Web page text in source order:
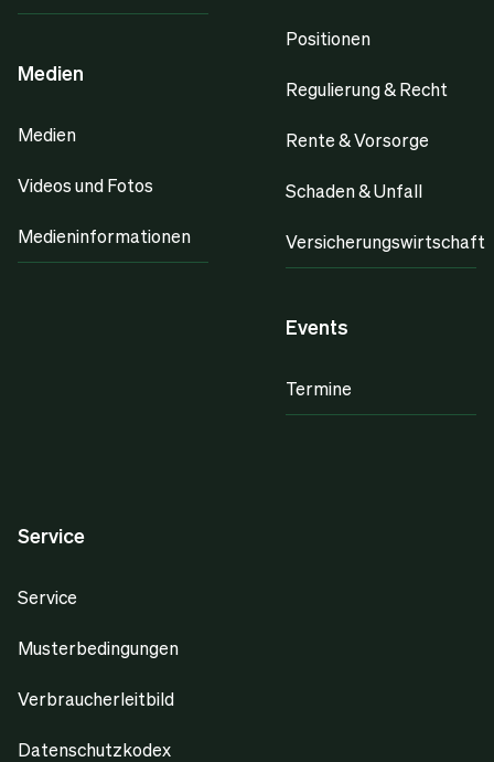
Medien
Medien
Videos und Fotos
Medieninformationen
Positionen
Regulierung & Recht
Rente & Vorsorge
Schaden & Unfall
Versicherungswirtschaft
Events
Termine
Service
Service
Musterbedingungen
Verbraucherleitbild
Datenschutzkodex